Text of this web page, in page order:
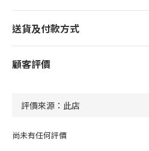
送貨及付款方式
顧客評價
尚未有任何評價